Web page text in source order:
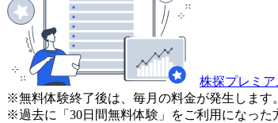
株探プレミ
※無料体験終了後は、毎月の料金が発生します。
※過去に「30日間無料体験」をご利用になった